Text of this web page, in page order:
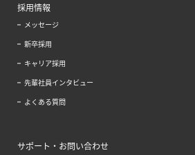
採用情報
メッセージ
新卒採用
キャリア採用
先輩社員インタビュー
よくある質問
サポート・お問い合わせ